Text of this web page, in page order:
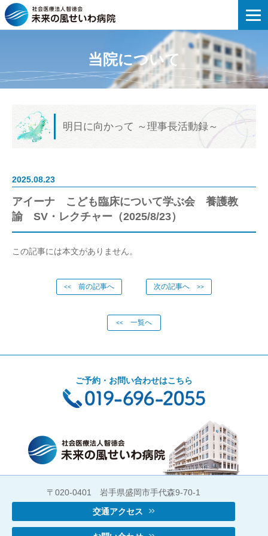
未来の風せいわ病院 | アイーナ こど
当院について
明日に向かって ～理事長活動録～
2025.08.23
アイーナ こども臨床について学ぶ会 養護教
諭 SV・レクチャー（2025/8/23）
この記事には本文がありません。
<< 前の記事へ 次の記事へ >>
<< 一覧へ
ご予約・お問い合わせはこちら
〒020-0401 岩手県盛岡市手代森9-70-1
交通アクセス